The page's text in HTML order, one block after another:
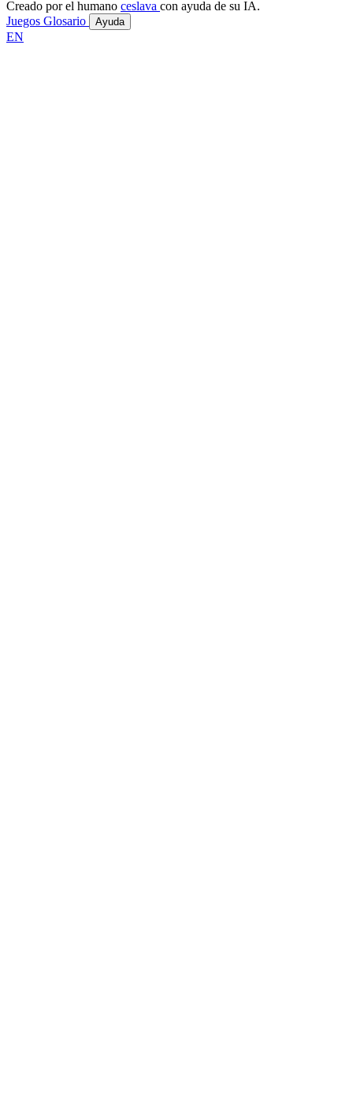
Creado por el humano ceslava con ayuda de su IA.
Juegos Glosario Ayuda
EN